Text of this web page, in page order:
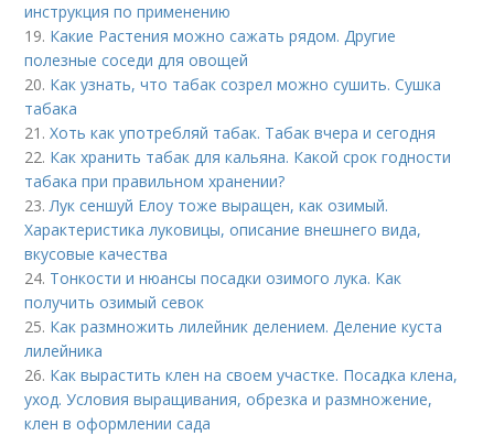
инструкция по применению
19. Какие Растения можно сажать рядом. Другие
полезные соседи для овощей
20. Как узнать, что табак созрел можно сушить. Сушка
табака
21.Хоть как употребляй табак. Табак вчера и сегодня
22. Как хранить табак для кальяна. Какой срок годности
табака при правильном хранении?
23.Лук сеншуй Елоу тоже выращен, как озимый.
Характеристика луковицы, описание внешнего вида,
вкусовые качества
24. Тонкости и нюансы посадки озимого лука. Как
получить озимый севок
25. Как размножить лилейник делением. Деление куста
лилейника
26. Как вырастить клен на своем участке. Посадка клена,
уход. Условия выращивания, обрезка и размножение,
клен в оформлении сада